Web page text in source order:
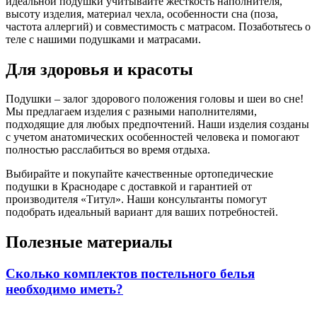
высоту изделия, материал чехла, особенности сна (поза,
частота аллергий) и совместимость с матрасом. Позаботьтесь о
теле с нашими подушками и матрасами.
Для здоровья и красоты
Подушки – залог здорового положения головы и шеи во сне!
Мы предлагаем изделия с разными наполнителями,
подходящие для любых предпочтений. Наши изделия созданы
с учетом анатомических особенностей человека и помогают
полностью расслабиться во время отдыха.
Выбирайте и покупайте качественные ортопедические
подушки в Краснодаре с доставкой и гарантией от
производителя «Титул». Наши консультанты помогут
подобрать идеальный вариант для ваших потребностей.
Полезные материалы
Сколько комплектов постельного белья
необходимо иметь?